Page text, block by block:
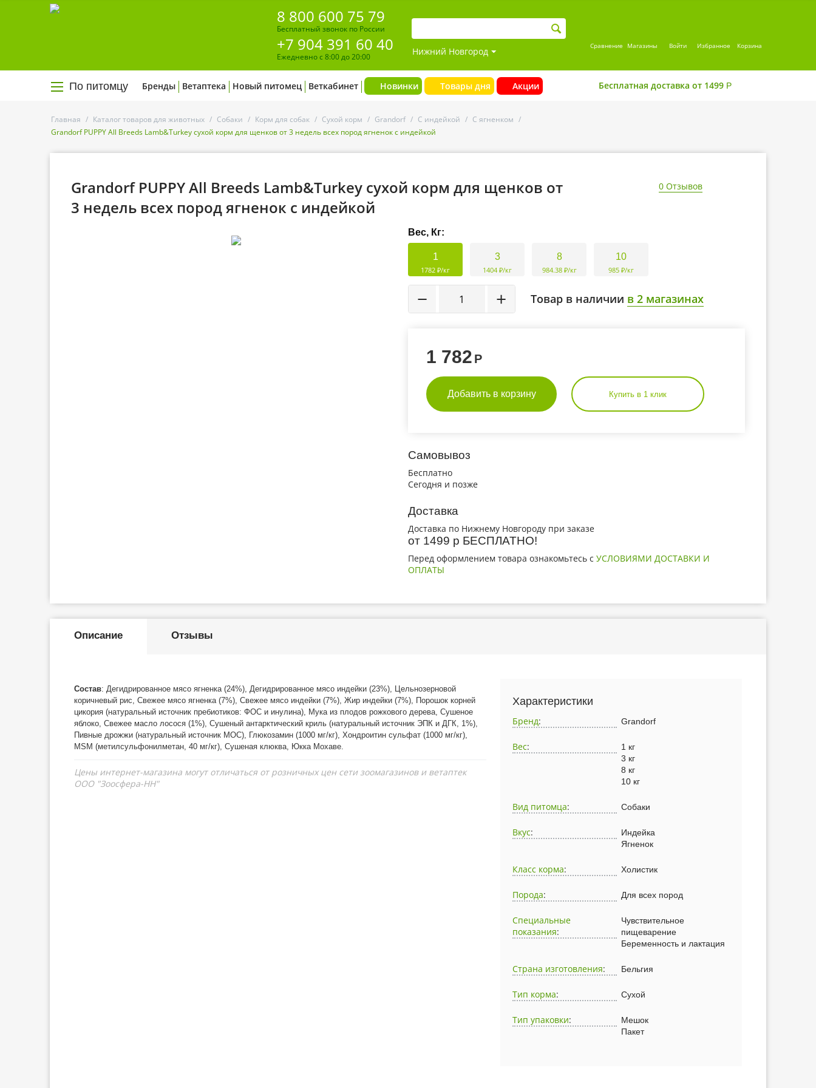
8 800 600 75 79
Бесплатный звонок по России
+7 904 391 60 40
Ежедневно с 8:00 до 20:00 Нижний Новгород Сравнение Магазины Войти Избранное Корзина
По питомцу Бренды Ветаптека Новый питомец Веткабинет Новинки Товары дня Акции Бесплатная доставка от 1499 Р
Главная / Каталог товаров для животных / Собаки / Корм для собак / Сухой корм / Grandorf / С индейкой / С ягненком /
Grandorf PUPPY All Breeds Lamb&Turkey сухой корм для щенков от 3 недель всех пород ягненок с индейкой
Grandorf PUPPY All Breeds Lamb&Turkey сухой корм для щенков от
3 недель всех пород ягненок с индейкой
0 Отзывов
Вес, Кг:
1
1782 ₽/кг
3
1404 ₽/кг
8
984.38 ₽/кг
10
985 ₽/кг
+
− Товар в наличии в 2 магазинах
1 782 Р
Добавить в корзину Купить в 1 клик
Самовывоз
Бесплатно
Сегодня и позже
Доставка
Доставка по Нижнему Новгороду при заказе
от 1499 р БЕСПЛАТНО!
Перед оформлением товара ознакомьтесь с УСЛОВИЯМИ ДОСТАВКИ И
ОПЛАТЫ
Описание Отзывы
Состав: Дегидрированное мясо ягненка (24%), Дегидрированное мясо индейки (23%), Цельнозерновой
коричневый рис, Свежее мясо ягненка (7%), Свежее мясо индейки (7%), Жир индейки (7%), Порошок корней
цикория (натуральный источник пребиотиков: ФОС и инулина), Мука из плодов рожкового дерева, Сушеное
яблоко, Свежее масло лосося (1%), Сушеный антарктический криль (натуральный источник ЭПК и ДГК, 1%),
Пивные дрожжи (натуральный источник МОС), Глюкозамин (1000 мг/кг), Хондроитин сульфат (1000 мг/кг),
MSM (метилсульфонилметан, 40 мг/кг), Сушеная клюква, Юкка Мохаве.
Цены интернет-магазина могут отличаться от розничных цен сети зоомагазинов и ветаптек
ООО "Зоосфера-НН"
Характеристики
Бренд: Grandorf
Вес:
1 кг
3 кг
8 кг
10 кг
Вид питомца: Собаки
Вкус:
Индейка
Ягненок
Класс корма: Холистик
Порода: Для всех пород
Специальные
показания:
Чувствительное
пищеварение
Беременность и лактация
Страна изготовления: Бельгия
Тип корма: Сухой
Тип упаковки:
Мешок
Пакет